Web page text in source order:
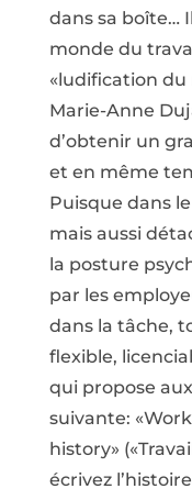
dans sa boîte…
monde du
«ludification
Marie-Anne
d’obtenir un
et en même
Puisque dans
mais aussi
la posture
par les
dans la tâche,
flexible,
qui propose
suivante:
history»
écrivez